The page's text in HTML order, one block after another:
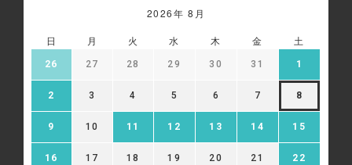
2026年 8月
日 月 火 水 木 金 土
26 27 28 29 30 31 1
2 3 4 5 6 7 8
9 10 11 12 13 14 15
16 17 18 19 20 21 22